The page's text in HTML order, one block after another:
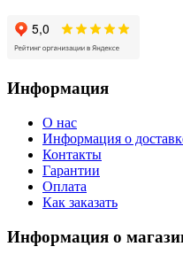
Информация
О нас
Информация о
Контакты
Гарантии
Оплата
Как заказать
Информация о